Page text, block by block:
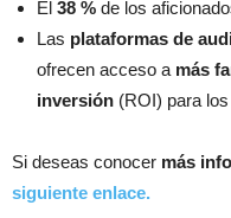
El 38 % de los
Las plataformas de
ofrecen acceso a más
inversión (ROI) para
Si deseas conocer más
siguiente enlace.